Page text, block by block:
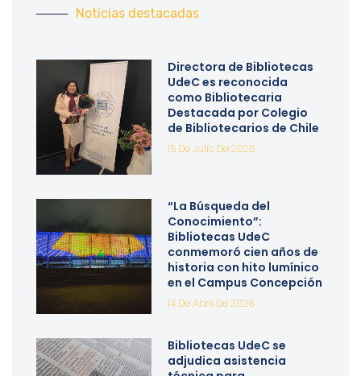
Noticias destacadas
Directora de Bibliotecas
UdeC es reconocida
como Bibliotecaria
Destacada por Colegio
de Bibliotecarios de Chile
15 De Julio De 2026
“La Búsqueda del
Conocimiento”:
Bibliotecas UdeC
conmemoró cien años de
historia con hito lumínico
en el Campus Concepción
14 De Abril De 2026
Bibliotecas UdeC se
adjudica asistencia